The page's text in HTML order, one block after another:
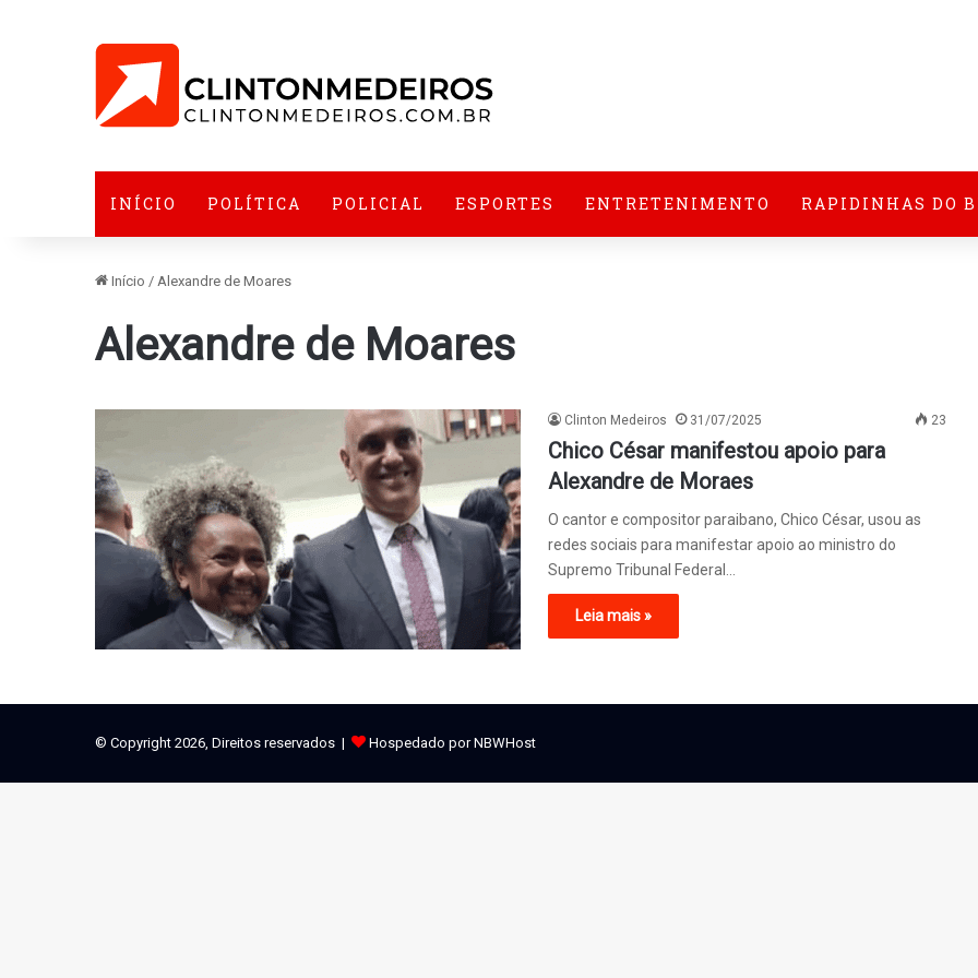
INÍCIO POLÍTICA POLICIAL ESPORTES ENTRETENIMENTO RAPIDINHAS DO
Início / Alexandre de Moares
Alexandre de Moares
Clinton Medeiros 31/07/2025 23
Chico César manifestou apoio para
Alexandre de Moraes
O cantor e compositor paraibano, Chico César, usou as
redes sociais para manifestar apoio ao ministro do
Supremo Tribunal Federal…
Leia mais »
© Copyright 2026, Direitos reservados | Hospedado por NBWHost